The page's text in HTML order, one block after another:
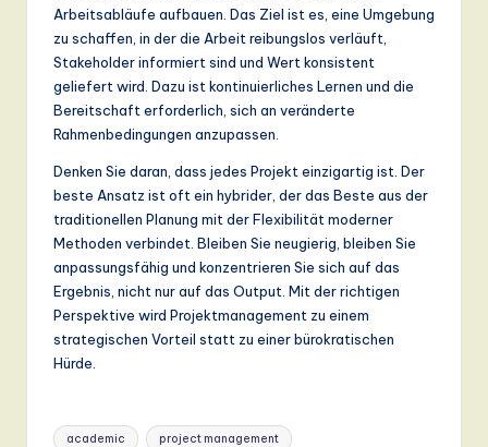
Arbeitsabläufe aufbauen. Das Ziel ist es, eine Umgebung
zu schaffen, in der die Arbeit reibungslos verläuft,
Stakeholder informiert sind und Wert konsistent
geliefert wird. Dazu ist kontinuierliches Lernen und die
Bereitschaft erforderlich, sich an veränderte
Rahmenbedingungen anzupassen.
Denken Sie daran, dass jedes Projekt einzigartig ist. Der
beste Ansatz ist oft ein hybrider, der das Beste aus der
traditionellen Planung mit der Flexibilität moderner
Methoden verbindet. Bleiben Sie neugierig, bleiben Sie
anpassungsfähig und konzentrieren Sie sich auf das
Ergebnis, nicht nur auf das Output. Mit der richtigen
Perspektive wird Projektmanagement zu einem
strategischen Vorteil statt zu einer bürokratischen
Hürde.
Tags:
academic project management